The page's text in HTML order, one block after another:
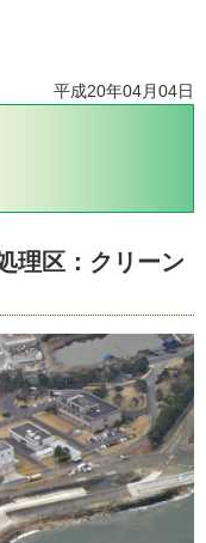
平成20年04月04日
理区：クリーン